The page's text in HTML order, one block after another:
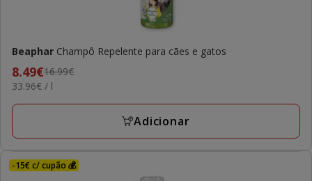
Beaphar Champô Repelente para cães e gatos
Preço
anterior
16.99€,
final
8.49€16.99€
33.96€
L
33.96€ / l
Adicionar
-15€ c/ cupão 💰